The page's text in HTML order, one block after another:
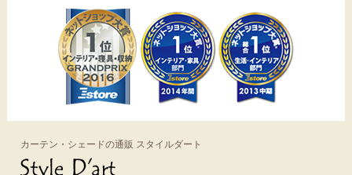
カーテン・シェードの通販 スタイルダート